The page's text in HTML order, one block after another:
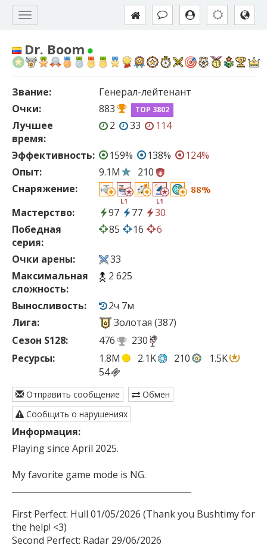
Dr. Boom
Звание:
Генерал-лейтенант
Очки:
883 TOP 3802
Лучшее
время:
2 33 114
Эффективность: 159% 138%
124%
Опыт:
9.1M
210
Снаряжение:
L1 L1
88%
Мастерство: 97 77
30
Победная
серия:
85 16 6
Очки арены:
33
Максимальная
сложность:
2 625
Выносливость:
2ч 7м
Лига:
Золотая (387)
Сезон S128:
476
230
Ресурсы:
1.8M 2.1K 210
1.5K
54
Отправить сообщение
Обмен
Сообщить о нарушениях
Информация:
Playing since April 2025.
My favorite game mode is NG.
First Perfect: Hull 01/05/2026 (Thank you Bushtimy for
the help! <3)
Second Perfect: Radar 29/06/2026